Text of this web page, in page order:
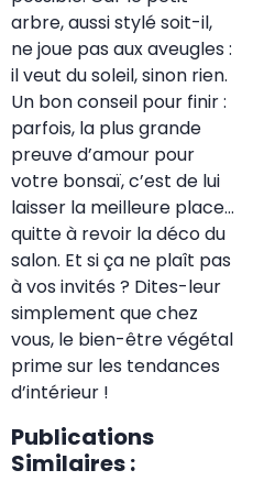
arbre, aussi stylé soit-il,
ne joue pas aux aveugles :
il veut du soleil, sinon rien.
Un bon conseil pour finir :
parfois, la plus grande
preuve d’amour pour
votre bonsaï, c’est de lui
laisser la meilleure place…
quitte à revoir la déco du
salon. Et si ça ne plaît pas
à vos invités ? Dites-leur
simplement que chez
vous, le bien-être végétal
prime sur les tendances
d’intérieur !
Publications
Similaires :